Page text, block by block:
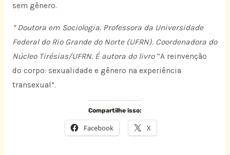
sem gênero.
* Doutora em Sociologia. Professora da Universidade
Federal do Rio Grande do Norte (UFRN). Coordenadora do
Núcleo Tirésias/UFRN. É autora do livro “A reinvenção
do corpo: sexualidade e gênero na experiência
transexual”.
Compartilhe isso:
Facebook X